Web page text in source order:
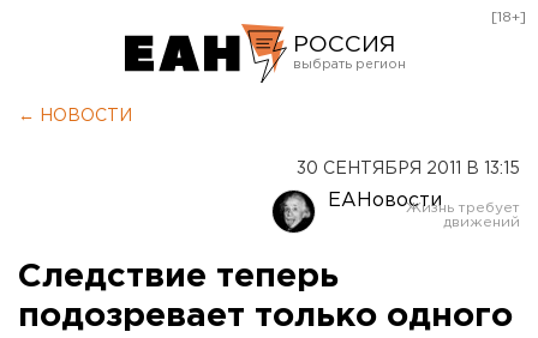
РОССИЯ
Оренбург
[18+]
← НОВОСТИ
30 СЕНТЯБРЯ 2011 В 13:15
ЕАНовости
Следствие теперь
подозревает только одного